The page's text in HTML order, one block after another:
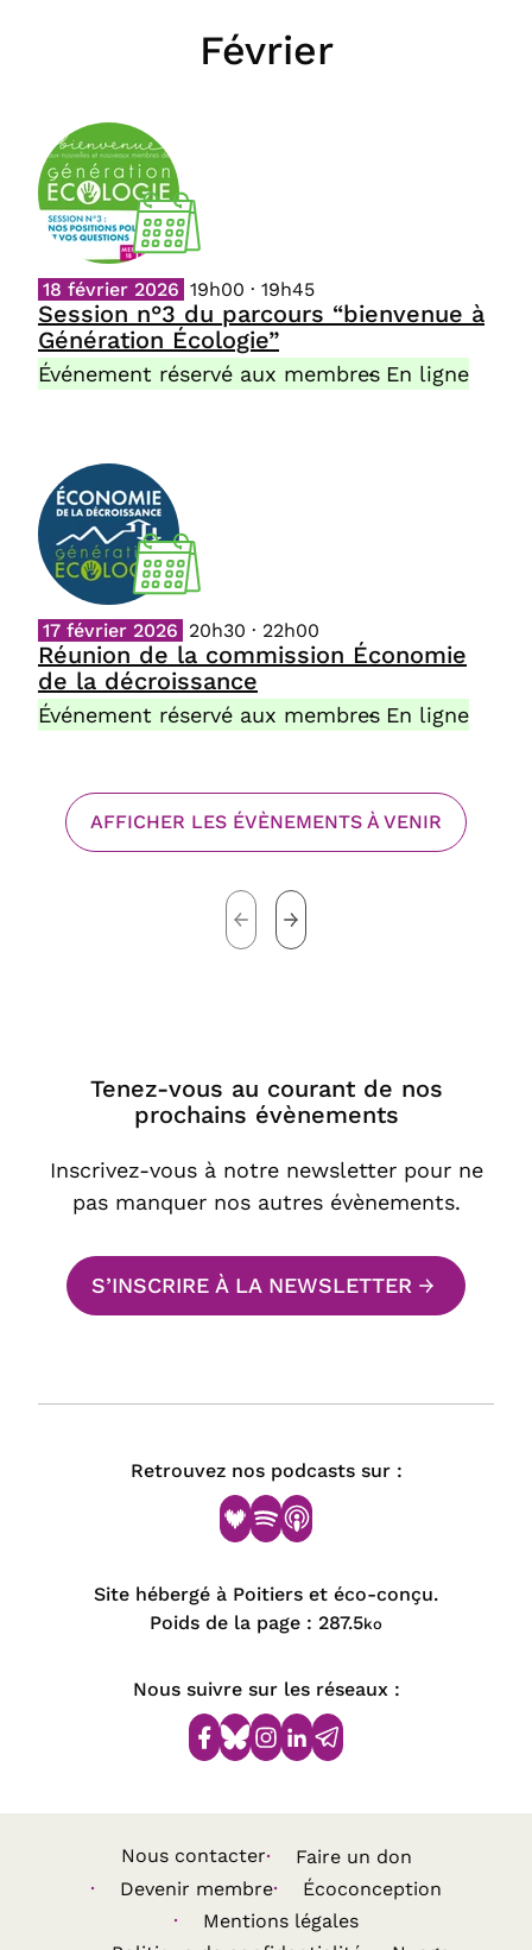
Février
Session n°3 du parcours “bienvenue à
Génération Écologie”
18 février 2026 19h00 · 19h45
Événement réservé aux membres En ligne
Réunion de la commission Économie
de la décroissance
17 février 2026 20h30 · 22h00
Événement réservé aux membres En ligne
AFFICHER LES ÉVÈNEMENTS À VENIR
Tenez-vous au courant de nos
prochains évènements
Inscrivez-vous à notre newsletter pour ne
pas manquer nos autres évènements.
S’INSCRIRE À LA NEWSLETTER
Retrouvez nos podcasts sur :
Site hébergé à Poitiers et éco-conçu.
Poids de la page : 287.5ko
Nous suivre sur les réseaux :
Nous contacter
Faire un don
Devenir membre
Écoconception
Mentions légales